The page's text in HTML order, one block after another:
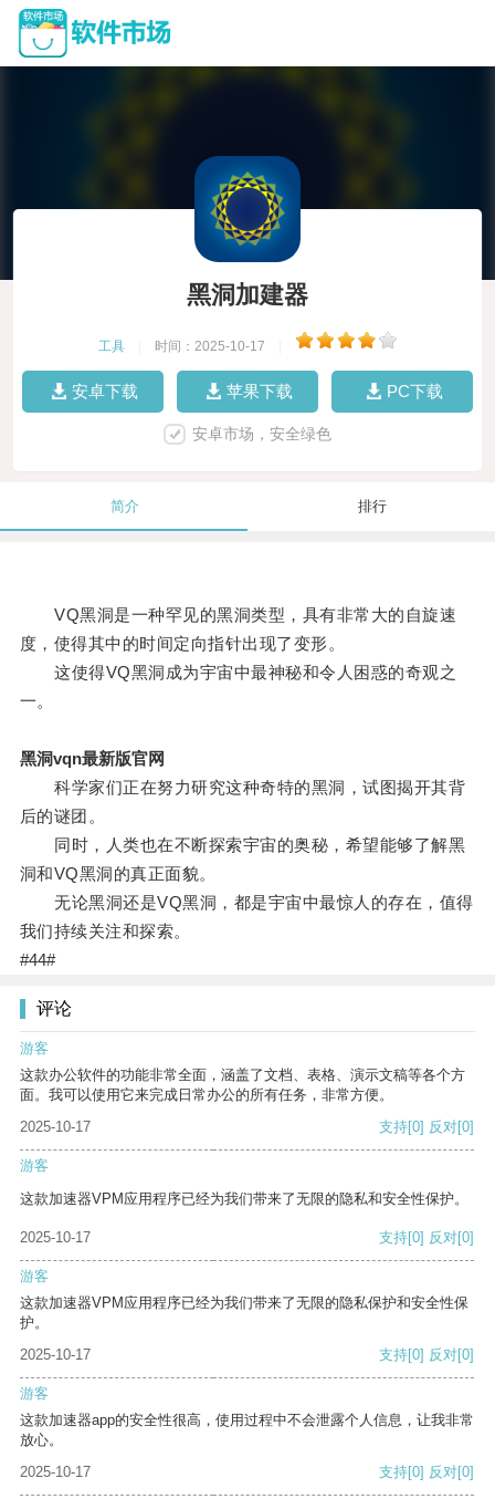
黑洞加建器
工具 时间：2025-10-17
安卓下载 苹果下载 PC下载
安卓市场，安全绿色
简介 排行
VQ黑洞是一种罕见的黑洞类型，具有非常大的自旋速
度，使得其中的时间定向指针出现了变形。
这使得VQ黑洞成为宇宙中最神秘和令人困惑的奇观之
一。
黑洞vqn最新版官网
科学家们正在努力研究这种奇特的黑洞，试图揭开其背
后的谜团。
同时，人类也在不断探索宇宙的奥秘，希望能够了解黑
洞和VQ黑洞的真正面貌。
无论黑洞还是VQ黑洞，都是宇宙中最惊人的存在，值得
我们持续关注和探索。
#44#
评论
游客
这款办公软件的功能非常全面，涵盖了文档、表格、演示文稿等各个方
面。我可以使用它来完成日常办公的所有任务，非常方便。
2025-10-17
支持[0] 反对[0]
游客
这款加速器VPM应用程序已经为我们带来了无限的隐私和安全性保护。
2025-10-17 支持[0] 反对[0]
游客
这款加速器VPM应用程序已经为我们带来了无限的隐私保护和安全性保
护。
2025-10-17
支持[0] 反对[0]
游客
这款加速器app的安全性很高，使用过程中不会泄露个人信息，让我非常
放心。
2025-10-17
支持[0] 反对[0]